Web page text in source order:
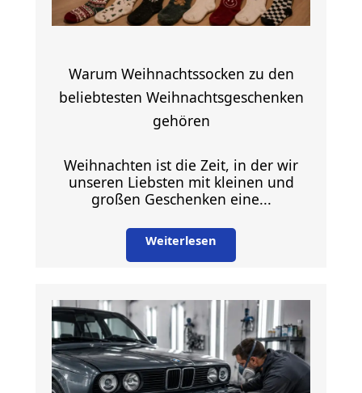
Warum Weihnachtssocken zu den
beliebtesten Weihnachtsgeschenken
gehören
Weihnachten ist die Zeit, in der wir
unseren Liebsten mit kleinen und
großen Geschenken eine...
Weiterlesen